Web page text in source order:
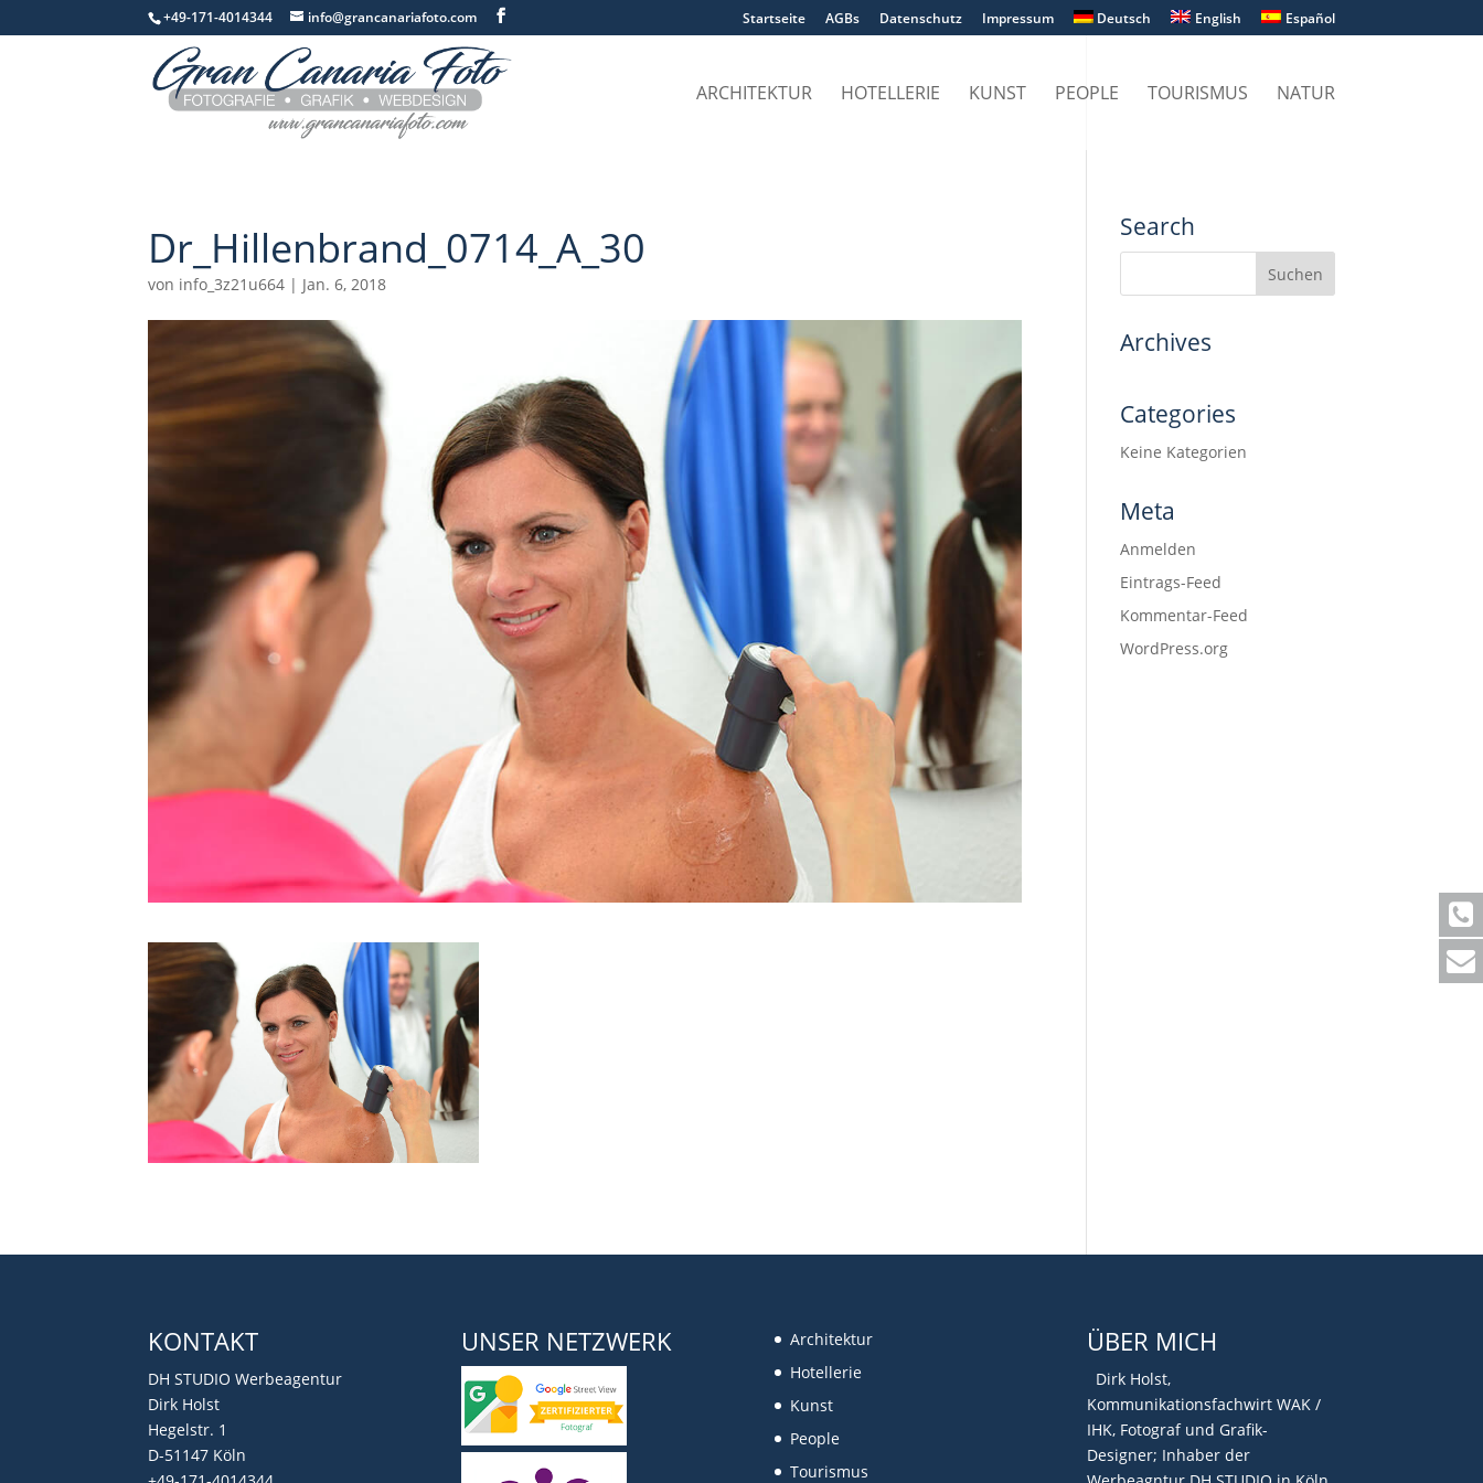
+49-171-4014344 info@grancanariafoto.com Startseite AGBs Datenschutz Impressum Deutsch English Español
ARCHITEKTUR HOTELLERIE KUNST PEOPLE TOURISMUS NATUR
Dr_Hillenbrand_0714_A_30
von info_3z21u664 | Jan. 6, 2018
Search
Archives
Categories
Keine Kategorien
Meta
Anmelden
Eintrags-Feed
Kommentar-Feed
WordPress.org
KONTAKT
DH STUDIO Werbeagentur
Dirk Holst
Hegelstr. 1
D-51147 Köln
UNSER NETZWERK
Architektur
Hotellerie
Kunst
People
Tourismus
ÜBER MICH
Dirk Holst,
Kommunikationsfachwirt WAK /
IHK, Fotograf und Grafik-
Designer; Inhaber der